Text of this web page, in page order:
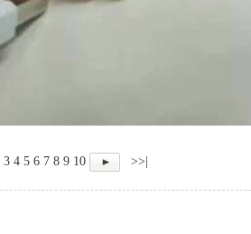
3 4 5 6 7 8 9 10 >>|